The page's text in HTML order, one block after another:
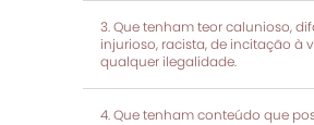
Que tenham teor calunioso,
injurioso, racista, de incitação à
qualquer ilegalidade.
Que tenham conteúdo que